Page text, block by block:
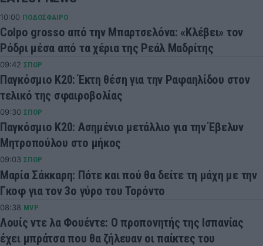
10:00 ΠΟΔΟΣΦΑΙΡΟ
Colpo grosso από την Μπαρτσελόνα: «Κλέβει» τον
Ρόδρι μέσα από τα χέρια της Ρεάλ Μαδρίτης
09:42 ΣΠΟΡ
Παγκόσμιο Κ20: Έκτη θέση για την Ραφαηλίδου στον
τελικό της σφαιροβολίας
09:30 ΣΠΟΡ
Παγκόσμιο Κ20: Ασημένιο μετάλλιο για την Έβελυν
Μητροπούλου στο μήκος
09:03 ΣΠΟΡ
Μαρία Σάκκαρη: Πότε και πού θα δείτε τη μάχη με την
Γκοφ για τον 3ο γύρο του Τορόντο
08:38 MVP
Λουίς ντε λα Φουέντε: Ο προπονητής της Ισπανίας
έχει μπράτσα που θα ζήλευαν οι παίκτες του